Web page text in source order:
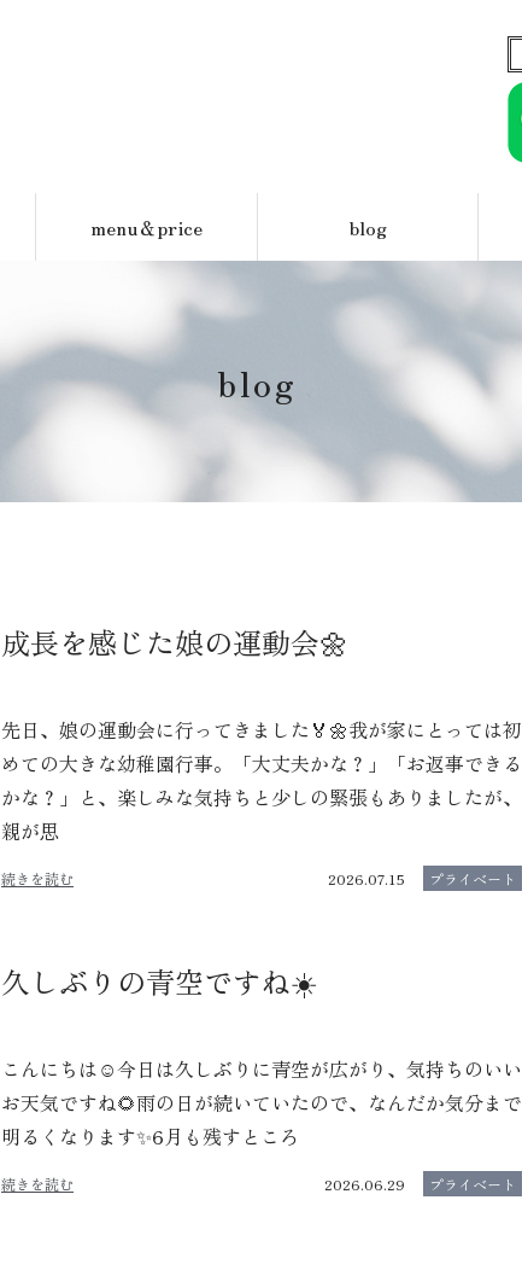
menu＆price blog
blog
成長を感じた娘の運動会🌼
先日、娘の運動会に行ってきました🏅🌼我が家にとっては初
めての大きな幼稚園行事。「大丈夫かな？」「お返事できる
かな？」と、楽しみな気持ちと少しの緊張もありましたが、
親が思
続きを読む 2026.07.15 プライベート
久しぶりの青空ですね☀️
こんにちは☺️今日は久しぶりに青空が広がり、気持ちのいい
お天気ですね🌻雨の日が続いていたので、なんだか気分まで
明るくなります✨6月も残すところ
続きを読む 2026.06.29 プライベート